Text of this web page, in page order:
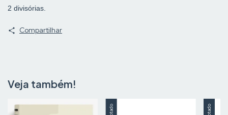
2 divisórias.
Compartilhar
Veja também!